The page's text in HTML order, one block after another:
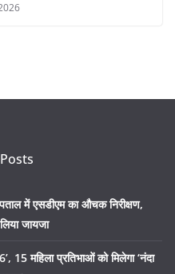
में एसडीएम का औचक निरीक्षण,
जायजा
महिला प्रतिभाओं को मिलेगा ‘नंदा